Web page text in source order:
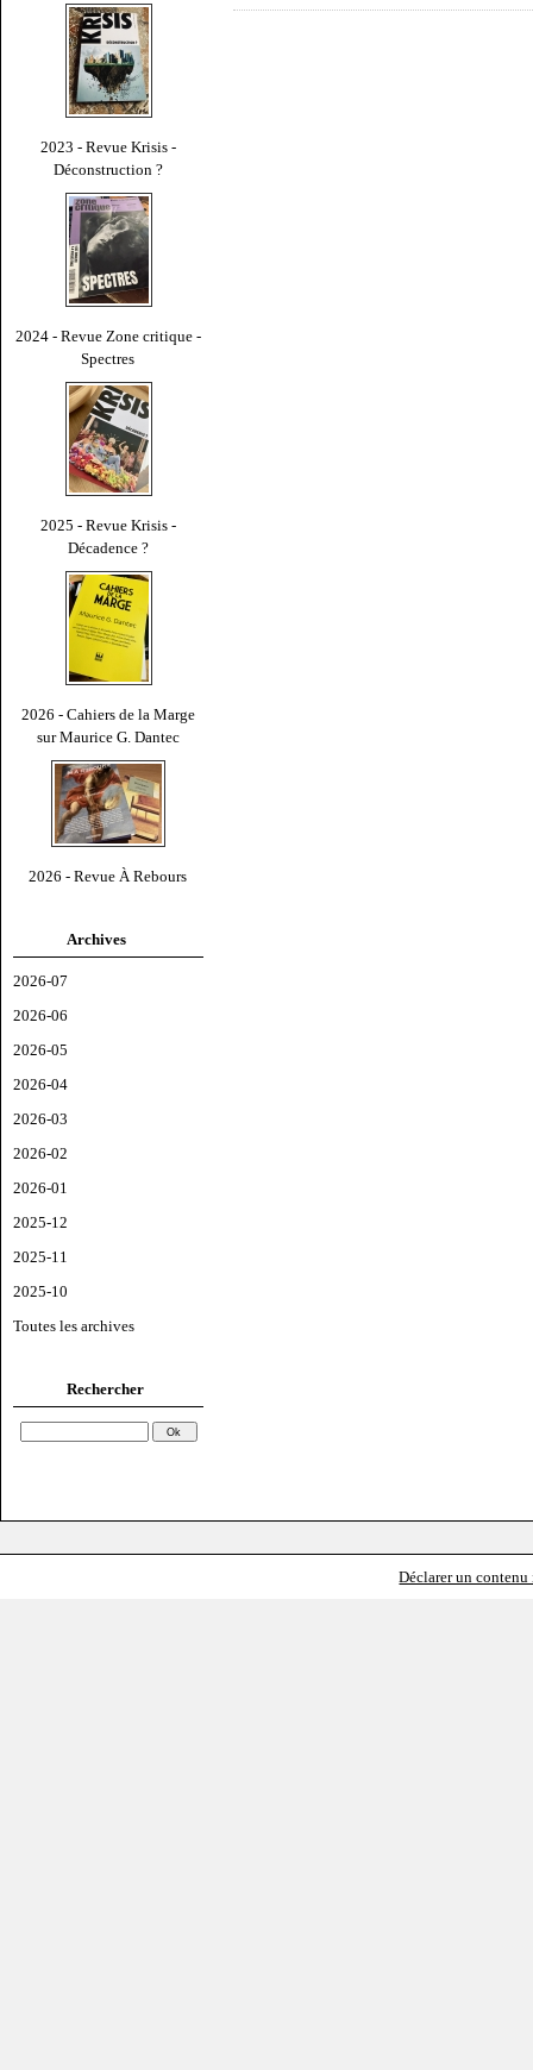
2023 - Revue Krisis -
Déconstruction ?
2024 - Revue Zone critique -
Spectres
2025 - Revue Krisis -
Décadence ?
2026 - Cahiers de la Marge
sur Maurice G. Dantec
2026 - Revue À Rebours
Archives
2026-07
2026-06
2026-05
2026-04
2026-03
2026-02
2026-01
2025-12
2025-11
2025-10
Toutes les archives
Rechercher
Déclarer un